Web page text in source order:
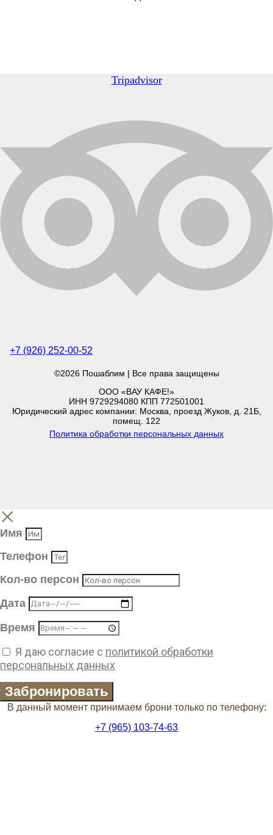
Tripadvisor
+7 (926) 252-00-52
©2026 Пошаблим | Все права защищены
ООО «ВАУ КАФЕ!»
ИНН 9729294080 КПП 772501001
Юридический адрес компании: Москва, проезд Жуков, д. 21Б,
помещ. 122
Политика обработки персональных данных
Имя
Телефон
Кол-во персон
Дата
Время
Я даю согласие с политикой обработки
персональных данных
Забронировать
В данный момент принимаем брони только по телефону:
+7 (965) 103-74-63